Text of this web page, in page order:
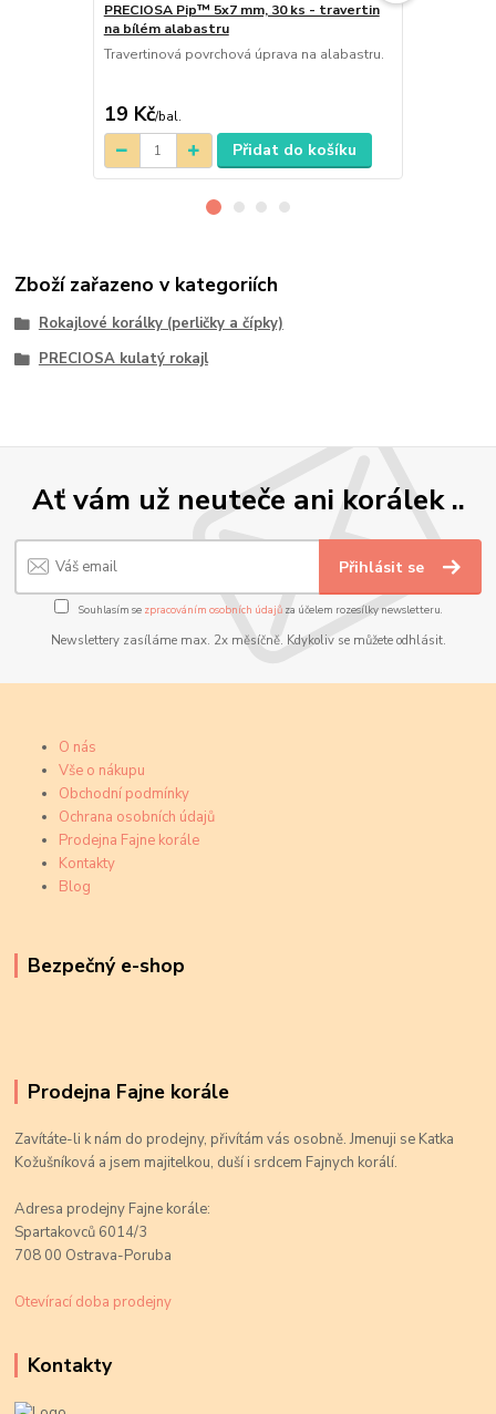
PRECIOSA Pip™ 5x7 mm, 30 ks - travertin
na bílém alabastru
Travertinová povrchová úprava na alabastru.
19 Kč/bal.
Přidat do košíku
Zboží zařazeno v kategoriích
Rokajlové korálky (perličky a čípky)
PRECIOSA kulatý rokajl
Ať vám už neuteče ani korálek ..
Přihlásit se
Souhlasím se zpracováním osobních údajůza účelem rozesílky newsletteru.
Newslettery zasíláme max. 2x měsíčně. Kdykoliv se můžete odhlásit.
O nás
Vše o nákupu
Obchodní podmínky
Ochrana osobních údajů
Prodejna Fajne korále
Kontakty
Blog
Bezpečný e-shop
Prodejna Fajne korále
Zavítáte-li k nám do prodejny, přivítám vás osobně. Jmenuji se Katka
Kožušníková a jsem majitelkou, duší i srdcem Fajnych korálí.
Adresa prodejny Fajne korále:
Spartakovců 6014/3
708 00 Ostrava-Poruba
Otevírací doba prodejny
Kontakty